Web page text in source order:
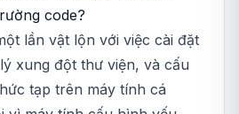
code?
lần vật lộn với việc cài đặt
xung đột thư viện, và cấu
tạp trên máy tính cá